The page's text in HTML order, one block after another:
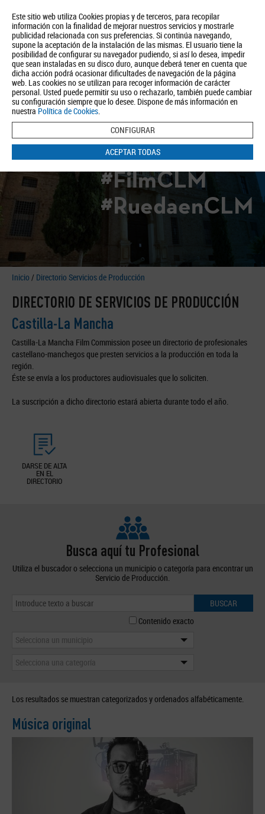
Este sitio web utiliza Cookies propias y de terceros, para recopilar
información con la finalidad de mejorar nuestros servicios y mostrarle
publicidad relacionada con sus preferencias. Si continúa navegando,
supone la aceptación de la instalación de las mismas. El usuario tiene la
posibilidad de configurar su navegador pudiendo, si así lo desea, impedir
que sean instaladas en su disco duro, aunque deberá tener en cuenta que
dicha acción podrá ocasionar dificultades de navegación de la página
web. Las cookies no se utilizan para recoger información de carácter
personal. Usted puede permitir su uso o rechazarlo, también puede cambiar
su configuración siempre que lo desee. Dispone de más información en
nuestra Política de Cookies.
CONFIGURAR
ACEPTAR TODAS
Quiénes somos Turismo Política de Privacidad Aviso Legal
Política de Cookies
BUSCAR
#FilmCLM
#RuedaenCLM
Inicio / Directorio Servicios de Producción
DIRECTORIO DE SERVICIOS DE PRODUCCIÓN
Castilla-La Mancha
Castilla-La Mancha Film Commission posee un directorio de profesionales
castellano-manchegos que presten servicios a la producción en toda la
región.
Éste se envía a los productores audiovisuales que lo soliciten.
La suscripción a dicho directorio estará abierta durante todo el año.
DARSE DE ALTA
EN EL
DIRECTORIO
Busca aquí tu Profesional
Utiliza el buscador o selecciona un municipio o categoría para encontrar un
Servicio de Producción.
BUSCAR
Contenido exacto
Selecciona un municipio
Selecciona una categoría
Los resultados se muestran categorizados y ordenados alfabéticamente.
Música original